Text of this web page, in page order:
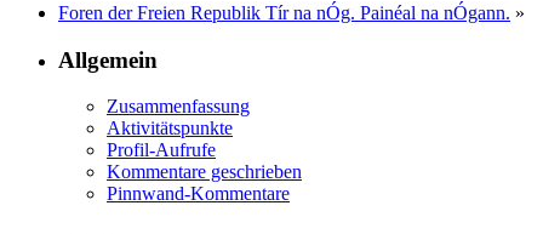
Foren der Freien Republik Tír na nÓg. Painéal na nÓgann. »
Allgemein
Zusammenfassung
Aktivitätspunkte
Profil-Aufrufe
Kommentare geschrieben
Pinnwand-Kommentare